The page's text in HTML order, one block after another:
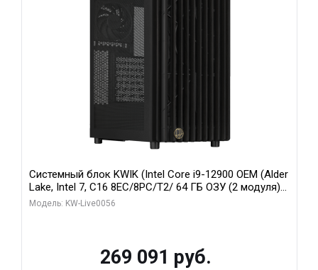
Системный блок KWIK (Intel Core i9-12900 OEM (Alder
Lake, Intel 7, C16 8EC/8PC/T2/ 64 ГБ ОЗУ (2 модуля)/
Palit RTX5080 INFINITY 3 OC 16GB GDDR7 256bit 3xDP
Модель: KW-Live0056
269 091 руб.